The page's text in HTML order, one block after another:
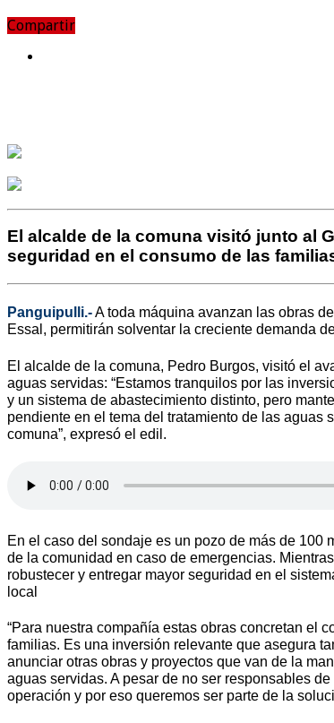
Compartir
El alcalde de la comuna visitó junto al
seguridad en el consumo de las
Panguipulli.-A toda máquina avanzan las obras
Essal, permitirán solventar la creciente demanda
El alcalde de la comuna, Pedro Burgos, visitó el
aguas servidas: “Estamos tranquilos por las
y un sistema de abastecimiento distinto, pero
pendiente en el tema del tratamiento de las
comuna”, expresó el edil.
En el caso del sondaje es un pozo de más de 100
de la comunidad en caso de emergencias.
robustecer y entregar mayor seguridad en el
local
“Para nuestra compañía estas obras concretan el
familias. Es una inversión relevante que asegura
anunciar otras obras y proyectos que van de la
aguas servidas. A pesar de no ser responsables
operación y por eso queremos ser parte de la